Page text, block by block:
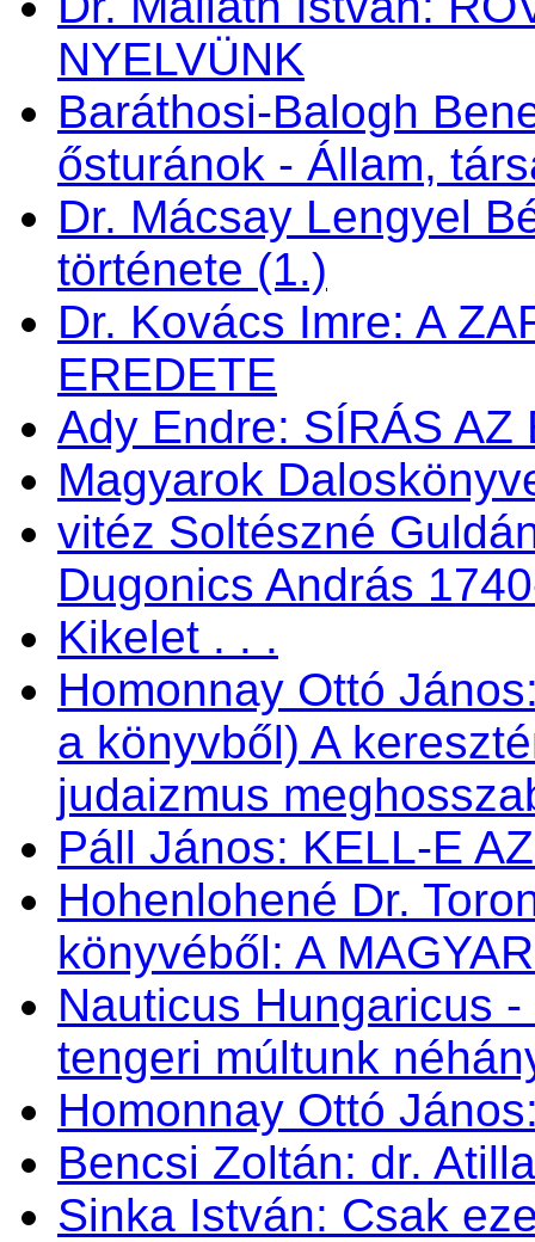
NYELVÜNK
Baráthosi-Balogh
ősturánok - Állam,
Dr. Mácsay Lengyel
története (1.)
Dr. Kovács Imre: A
EREDETE
Ady Endre: SÍRÁS AZ
Magyarok
vitéz Soltészné
Dugonics András
Kikelet . . .
Homonnay Ottó
a könyvből) A
judaizmus
Páll János: KELL-E
Hohenlohené Dr.
könyvéből: A
Nauticus Hungaricus
tengeri múltunk
Homonnay Ottó
Bencsi Zoltán: dr.
Sinka István: Csak